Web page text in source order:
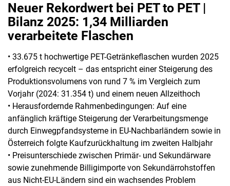
Neuer Rekordwert bei PET to PET |
Bilanz 2025: 1,34 Milliarden
verarbeitete Flaschen
• 33.675 t hochwertige PET-Getränkeflaschen wurden 2025
erfolgreich recycelt – das entspricht einer Steigerung des
Produktionsvolumens von rund 7 % im Vergleich zum
Vorjahr (2024: 31.354 t) und einem neuen Allzeithoch
• Herausfordernde Rahmenbedingungen: Auf eine
anfänglich kräftige Steigerung der Verarbeitungsmenge
durch Einwegpfandsysteme in EU-Nachbarländern sowie in
Österreich folgte Kaufzurückhaltung im zweiten Halbjahr
• Preisunterschiede zwischen Primär- und Sekundärware
sowie zunehmende Billigimporte von Sekundärrohstoffen
aus Nicht-EU-Ländern sind ein wachsendes Problem